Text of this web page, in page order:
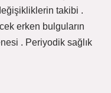
takibi .
erken bulguların
. Periyodik sağlık